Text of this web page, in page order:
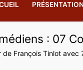
: 07
de François Tinlot avec